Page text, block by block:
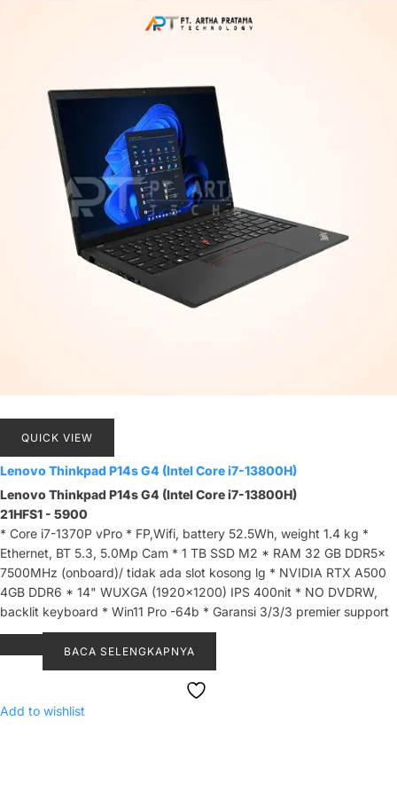
QUICK VIEW
Lenovo Thinkpad P14s G4 (Intel Core i7-13800H)
Lenovo Thinkpad P14s G4 (Intel Core i7-13800H)
21HFS1 - 5900
* Core i7-1370P vPro * FP,Wifi, battery 52.5Wh, weight 1.4 kg *
Ethernet, BT 5.3, 5.0Mp Cam * 1 TB SSD M2 * RAM 32 GB DDR5x
7500MHz (onboard)/ tidak ada slot kosong lg * NVIDIA RTX A500
4GB DDR6 * 14" WUXGA (1920x1200) IPS 400nit * NO DVDRW,
backlit keyboard * Win11 Pro -64b * Garansi 3/3/3 premier support
BACA SELENGKAPNYA
Add to wishlist